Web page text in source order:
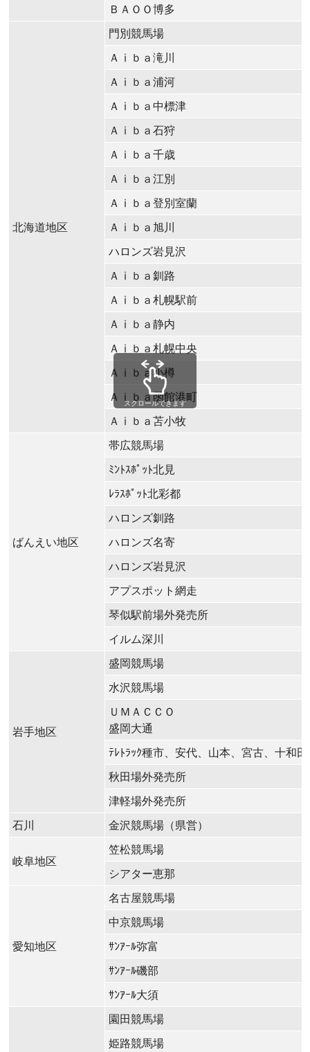
ＢＡＯＯ博多
北海道地区
門別競馬場
Ａⅰｂａ滝川
Ａⅰｂａ浦河
Ａⅰｂａ中標津
Ａⅰｂａ石狩
Ａⅰｂａ千歳
Ａⅰｂａ江別
Ａⅰｂａ登別室蘭
Ａⅰｂａ旭川
ハロンズ岩見沢
Ａⅰｂａ釧路
Ａⅰｂａ札幌駅前
Ａⅰｂａ静内
Ａⅰｂａ札幌中央
Ａⅰｂａ小樽
Ａⅰｂａ函館港町
Ａⅰｂａ苫小牧
ばんえい地区
帯広競馬場
ﾐﾝﾄｽﾎﾟｯﾄ北見
ﾚﾗｽﾎﾟｯﾄ北彩都
ハロンズ釧路
ハロンズ名寄
ハロンズ岩見沢
アプスポット網走
琴似駅前場外発売所
イルム深川
岩手地区
盛岡競馬場
水沢競馬場
ＵＭＡＣＣＯ
盛岡大通
ﾃﾚﾄﾗｯｸ種市、安代、山本、宮古、十和
秋田場外発売所
津軽場外発売所
石川
金沢競馬場（県営）
岐阜地区
笠松競馬場
シアター恵那
愛知地区
名古屋競馬場
中京競馬場
ｻﾝｱｰﾙ弥富
ｻﾝｱｰﾙ磯部
ｻﾝｱｰﾙ大須
園田競馬場
姫路競馬場
スクロールできます